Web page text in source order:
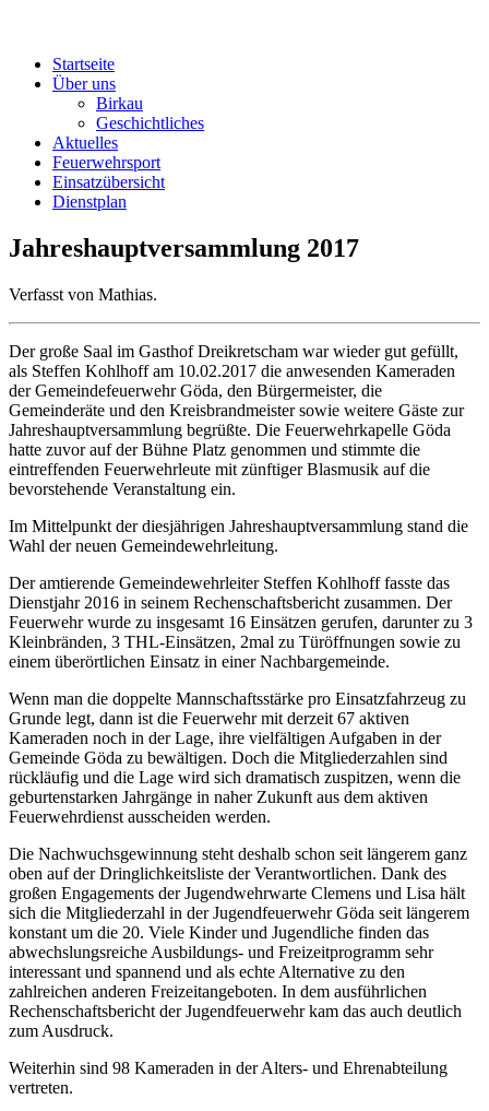
Startseite
Über uns
Birkau
Geschichtliches
Aktuelles
Feuerwehrsport
Einsatzübersicht
Dienstplan
Jahreshauptversammlung 2017
Verfasst von Mathias.
Der große Saal im Gasthof Dreikretscham war wieder gut gefüllt,
als Steffen Kohlhoff am 10.02.2017 die anwesenden Kameraden
der Gemeindefeuerwehr Göda, den Bürgermeister, die
Gemeinderäte und den Kreisbrandmeister sowie weitere Gäste zur
Jahreshauptversammlung begrüßte. Die Feuerwehrkapelle Göda
hatte zuvor auf der Bühne Platz genommen und stimmte die
eintreffenden Feuerwehrleute mit zünftiger Blasmusik auf die
bevorstehende Veranstaltung ein.
Im Mittelpunkt der diesjährigen Jahreshauptversammlung stand die
Wahl der neuen Gemeindewehrleitung.
Der amtierende Gemeindewehrleiter Steffen Kohlhoff fasste das
Dienstjahr 2016 in seinem Rechenschaftsbericht zusammen. Der
Feuerwehr wurde zu insgesamt 16 Einsätzen gerufen, darunter zu 3
Kleinbränden, 3 THL-Einsätzen, 2mal zu Türöffnungen sowie zu
einem überörtlichen Einsatz in einer Nachbargemeinde.
Wenn man die doppelte Mannschaftsstärke pro Einsatzfahrzeug zu
Grunde legt, dann ist die Feuerwehr mit derzeit 67 aktiven
Kameraden noch in der Lage, ihre vielfältigen Aufgaben in der
Gemeinde Göda zu bewältigen. Doch die Mitgliederzahlen sind
rückläufig und die Lage wird sich dramatisch zuspitzen, wenn die
geburtenstarken Jahrgänge in naher Zukunft aus dem aktiven
Feuerwehrdienst ausscheiden werden.
Die Nachwuchsgewinnung steht deshalb schon seit längerem ganz
oben auf der Dringlichkeitsliste der Verantwortlichen. Dank des
großen Engagements der Jugendwehrwarte Clemens und Lisa hält
sich die Mitgliederzahl in der Jugendfeuerwehr Göda seit längerem
konstant um die 20. Viele Kinder und Jugendliche finden das
abwechslungsreiche Ausbildungs- und Freizeitprogramm sehr
interessant und spannend und als echte Alternative zu den
zahlreichen anderen Freizeitangeboten. In dem ausführlichen
Rechenschaftsbericht der Jugendfeuerwehr kam das auch deutlich
zum Ausdruck.
Weiterhin sind 98 Kameraden in der Alters- und Ehrenabteilung
vertreten.